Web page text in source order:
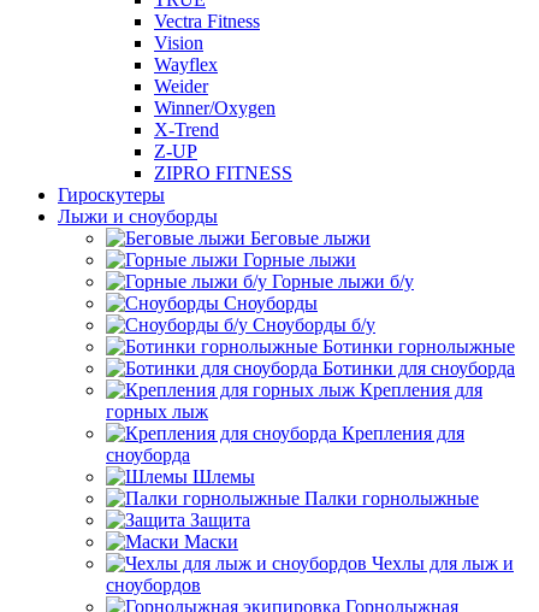
Vectra Fitness
Vision
Wayflex
Weider
Winner/Oxygen
X-Trend
Z-UP
ZIPRO FITNESS
Гироскутеры
Лыжи и сноуборды
Беговые лыжи
Горные лыжи
Горные лыжи б/у
Сноуборды
Сноуборды б/у
Ботинки горнолыжные
Ботинки для сноуборда
Крепления для
горных лыж
Крепления для
сноуборда
Шлемы
Палки горнолыжные
Защита
Маски
Чехлы для лыж и
сноубордов
Горнолыжная